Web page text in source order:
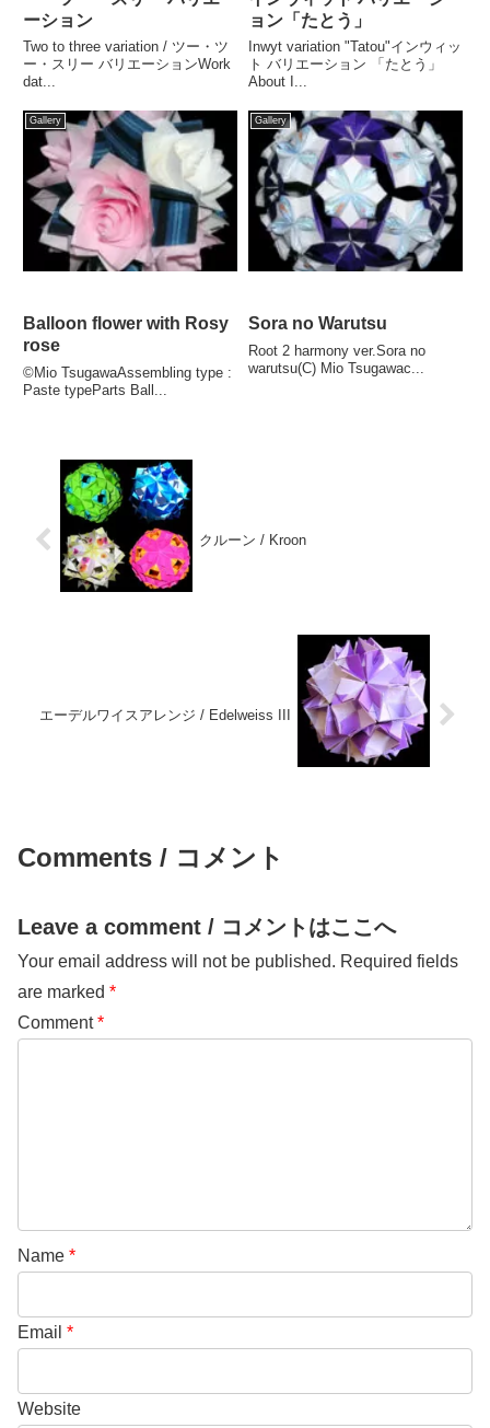
ーション
Two to three variation / ツー・ツ
ー・スリー バリエーションWork
dat...
ョン「たとう」
Inwyt variation "Tatou"インウィッ
ト バリエーション 「たとう」
About I...
Gallery
Balloon flower with Rosy
rose
©Mio TsugawaAssembling type :
Paste typeParts Ball...
Gallery
Sora no Warutsu
Root 2 harmony ver.Sora no
warutsu(C) Mio Tsugawac...
クルーン / Kroon
エーデルワイスアレンジ / Edelweiss III
Comments / コメント
Leave a comment / コメントはここへ
Your email address will not be published. Required fields
are marked *
Comment*
Name *
Email *
Website